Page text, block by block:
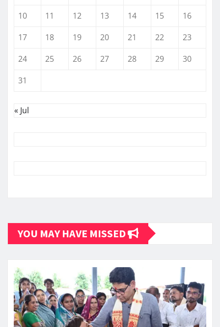
10
11 12 13 14 15
16
17
18 19 20 21 22
23
24
25 26 27 28 29
30
31
« Jul
YOU MAY HAVE MISSED